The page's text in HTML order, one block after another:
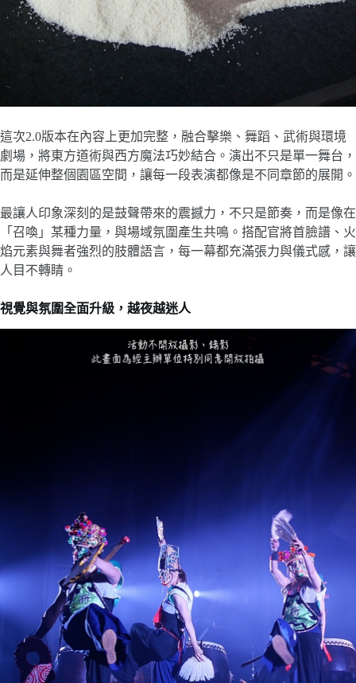
這次2.0版本在內容上更加完整，融合擊樂、舞蹈、武術與環境
劇場，將東方道術與西方魔法巧妙結合。演出不只是單一舞台，
而是延伸整個園區空間，讓每一段表演都像是不同章節的展開。
最讓人印象深刻的是鼓聲帶來的震撼力，不只是節奏，而是像在
「召喚」某種力量，與場域氛圍產生共鳴。搭配官將首臉譜、火
焰元素與舞者強烈的肢體語言，每一幕都充滿張力與儀式感，讓
人目不轉睛。
視覺與氛圍全面升級，越夜越迷人